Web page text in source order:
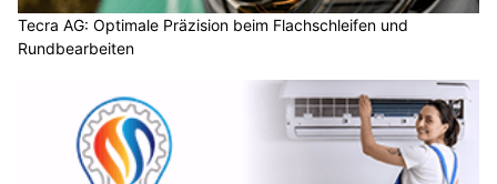
Tecra AG: Optimale Präzision beim Flachschleifen und
Rundbearbeiten